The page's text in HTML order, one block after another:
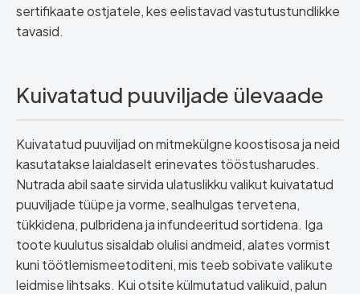
sertifikaate ostjatele, kes eelistavad vastutustundlikke
tavasid.
Kuivatatud puuviljade ülevaade
Kuivatatud puuviljad on mitmekülgne koostisosa ja neid
kasutatakse laialdaselt erinevates tööstusharudes.
Nutrada abil saate sirvida ulatuslikku valikut kuivatatud
puuviljade tüüpe ja vorme, sealhulgas tervetena,
tükkidena, pulbridena ja infundeeritud sortidena. Iga
toote kuulutus sisaldab olulisi andmeid, alates vormist
kuni töötlemismeetoditeni, mis teeb sobivate valikute
leidmise lihtsaks. Kui otsite külmutatud valikuid, palun